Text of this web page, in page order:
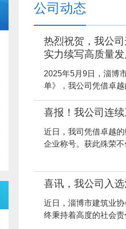
公司动态
热烈祝贺，我公
实力续写高质量
2025年5月9日，淄博
单》，我公司凭借卓
喜报！我公司连
近日，我司凭借卓越
企业称号。获此殊荣
喜讯，我公司入
近日，淄博市建筑业
终秉持着高度的社会